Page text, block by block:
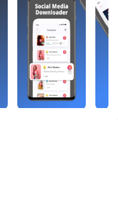
Downloader(을)를 다운
의 PC 환경에서 즐기
option for
from all social